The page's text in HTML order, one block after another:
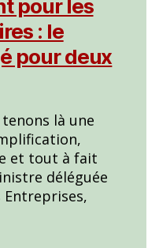
pour les
: le
pour deux
là une
et tout à fait
déléguée
Entreprises,